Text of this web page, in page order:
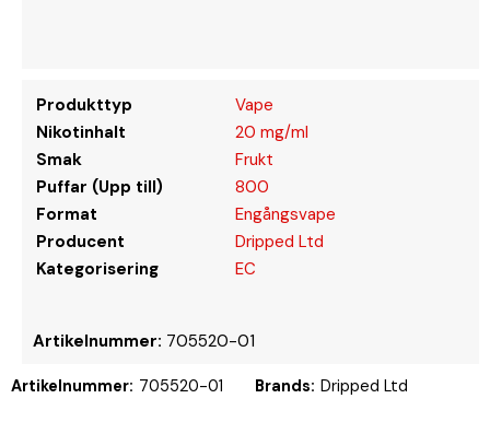
Produkttyp
Vape
Nikotinhalt
20 mg/ml
Smak
Frukt
Puffar (Upp till)
800
Format
Engångsvape
Producent
Dripped Ltd
Kategorisering
EC
Artikelnummer: 705520-01
Artikelnummer: 705520-01 Brands: Dripped Ltd